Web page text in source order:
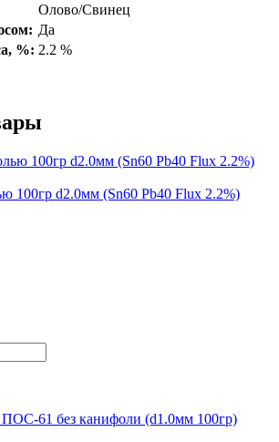
Олово/Свинец
Да
%: 2.2 %
100гр d2.0мм (Sn60 Pb40 Flux 2.2%)